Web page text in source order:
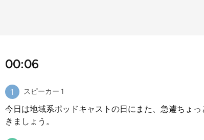
00:06
スピーカー 1
今日は地域系ポッドキャストの日にまた、急遽ちょ
きましょう。